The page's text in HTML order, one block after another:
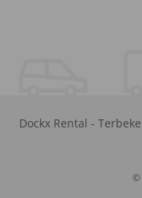
Dockx Rental -
©